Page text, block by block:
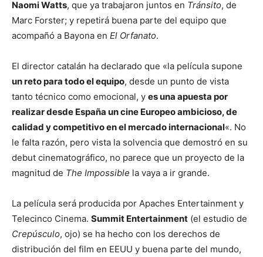
Naomi Watts, que ya trabajaron juntos en Tránsito, de
Marc Forster; y repetirá buena parte del equipo que
acompañó a Bayona en El Orfanato.
El director catalán ha declarado que «la película supone
un reto para todo el equipo, desde un punto de vista
tanto técnico como emocional, y es una apuesta por
realizar desde España un cine Europeo ambicioso, de
calidad y competitivo en el mercado internacional«. No
le falta razón, pero vista la solvencia que demostró en su
debut cinematográfico, no parece que un proyecto de la
magnitud de The Impossible la vaya a ir grande.
La película será producida por Apaches Entertainment y
Telecinco Cinema. Summit Entertainment (el estudio de
Crepúsculo, ojo) se ha hecho con los derechos de
distribución del film en EEUU y buena parte del mundo,